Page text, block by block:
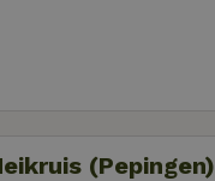
(Pepingen)